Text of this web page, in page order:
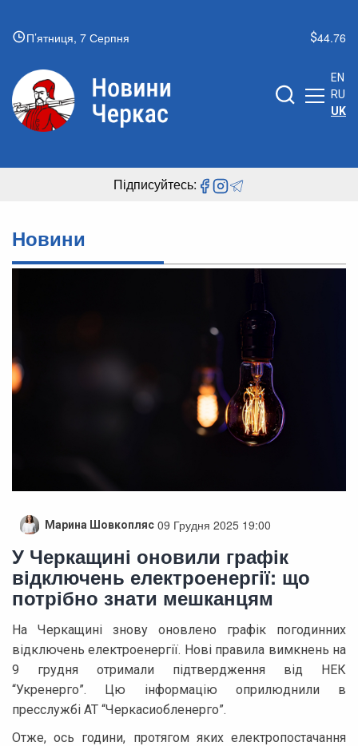
П’ятниця, 7 Серпня 44.76
EN
RU
UK
Підписуйтесь:
Новини
Марина Шовкопляс 09 Грудня 2025 19:00
У Черкащині оновили графік
відключень електроенергії: що
потрібно знати мешканцям
На Черкащині знову оновлено графік погодинних
відключень електроенергії. Нові правила вимкнень на
9 грудня отримали підтвердження від НЕК
“Укренерго”. Цю інформацію оприлюднили в
пресслужбі АТ “Черкасиобленерго”.
Отже, ось години, протягом яких електропостачання